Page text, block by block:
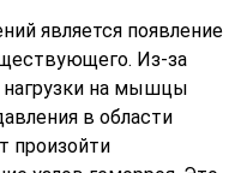
является появление
Из-за
нагрузки на мышцы
в области
произойти